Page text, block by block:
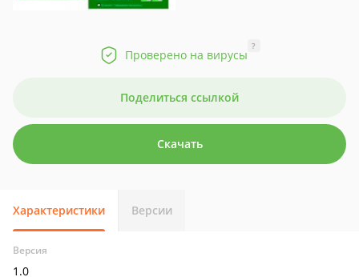
Проверено на вирусы
?
Поделиться ссылкой
Скачать
Характеристики Версии
Версия
1.0